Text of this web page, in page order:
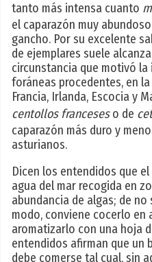
tanto más intensa cuanto
el caparazón muy
gancho. Por su excelente
de ejemplares suele
circunstancia que motivó
foráneas procedentes, en
Francia, Irlanda, Escocia y
centollos franceseso de
caparazón más duro y
asturianos.
Dicen los entendidos que
agua del mar recogida en
abundancia de algas; de
modo, conviene cocerlo en
aromatizarlo con una hoja
entendidos afirman que un
debe comerse tal cual, sin